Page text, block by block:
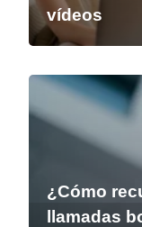
vídeos
¿Cómo
llamadas